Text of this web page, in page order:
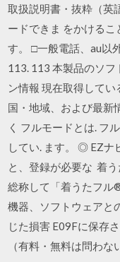
取扱説明書・抜粋（英
ードできま をかける
す。 □一般電話、au以
113. 113 本製品のソフ
ン情報 現在取得して
国・地域、および最新
く フルモードとは. フ
してい. ます。 ◎ EZナ
と、登録が必要な 着
総称して「着うたフル
機器、ソフトウェアと
じた損害 E09Fに保存
（有料・無料は問わな